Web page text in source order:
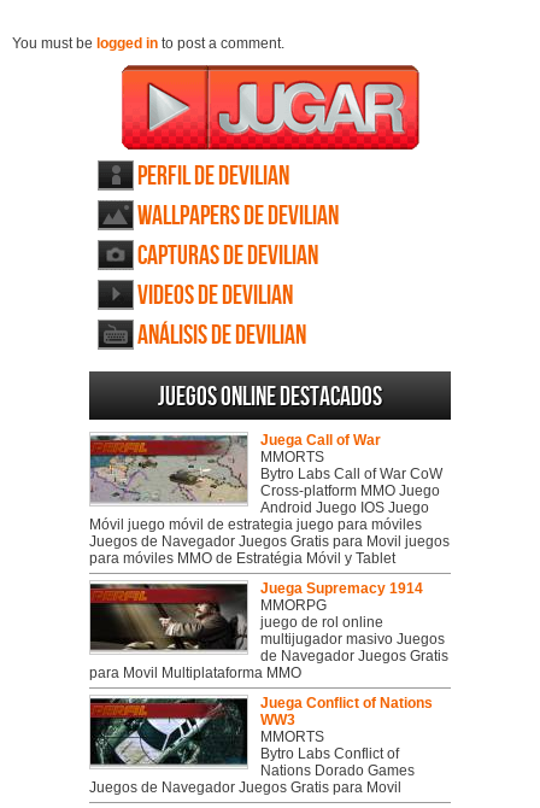
You must be logged in to post a comment.
Perfil de Devilian
Wallpapers de Devilian
Capturas de Devilian
Videos de Devilian
Análisis de Devilian
Juegos online destacados
Juega Call of War
MMORTS
Bytro Labs Call of War CoW
Cross-platform MMO Juego
Android Juego IOS Juego
Móvil juego móvil de estrategia juego para móviles
Juegos de Navegador Juegos Gratis para Movil juegos
para móviles MMO de Estratégia Móvil y Tablet
Juega Supremacy 1914
MMORPG
juego de rol online
multijugador masivo Juegos
de Navegador Juegos Gratis
para Movil Multiplataforma MMO
Juega Conflict of Nations
WW3
MMORTS
Bytro Labs Conflict of
Nations Dorado Games
Juegos de Navegador Juegos Gratis para Movil